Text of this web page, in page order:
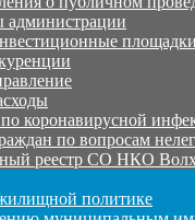
администрации
коронавирусной
по вопросам
реестр СО НКО
политике